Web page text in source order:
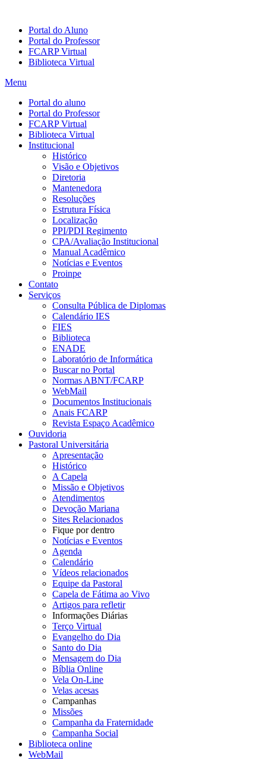
Portal do Aluno
Portal do Professor
FCARP Virtual
Biblioteca Virtual
Menu
Portal do aluno
Portal do Professor
FCARP Virtual
Biblioteca Virtual
Institucional
Histórico
Visão e Objetivos
Diretoria
Mantenedora
Resoluções
Estrutura Física
Localização
PPI/PDI Regimento
CPA/Avaliação Institucional
Manual Acadêmico
Notícias e Eventos
Proinpe
Contato
Serviços
Consulta Pública de Diplomas
Calendário IES
FIES
Biblioteca
ENADE
Laboratório de Informática
Buscar no Portal
Normas ABNT/FCARP
WebMail
Documentos Institucionais
Anais FCARP
Revista Espaço Acadêmico
Ouvidoria
Pastoral Universitária
Apresentação
Histórico
A Capela
Missão e Objetivos
Atendimentos
Devoção Mariana
Sites Relacionados
Fique por dentro
Notícias e Eventos
Agenda
Calendário
Vídeos relacionados
Equipe da Pastoral
Capela de Fátima ao Vivo
Artigos para refletir
Informações Diárias
Terço Virtual
Evangelho do Dia
Santo do Dia
Mensagem do Dia
Bíblia Online
Vela On-Line
Velas acesas
Campanhas
Missões
Campanha da Fraternidade
Campanha Social
Biblioteca online
WebMail